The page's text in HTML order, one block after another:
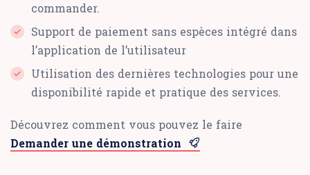
commander.
Support de paiement sans espèces intégré dans
l’application de l’utilisateur
Utilisation des dernières technologies pour une
disponibilité rapide et pratique des services.
Découvrez comment vous pouvez le faire
Demander une démonstration